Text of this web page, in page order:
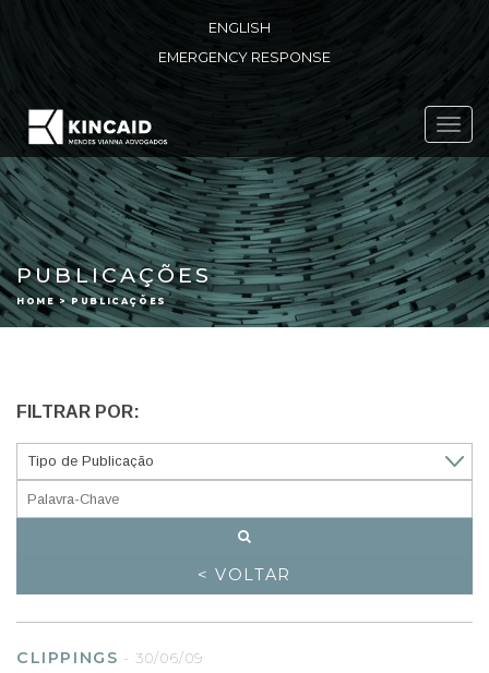
ENGLISH
EMERGENCY RESPONSE
PUBLICAÇÕES
HOME > PUBLICAÇÕES
FILTRAR POR:
< VOLTAR
CLIPPINGS -30/06/09